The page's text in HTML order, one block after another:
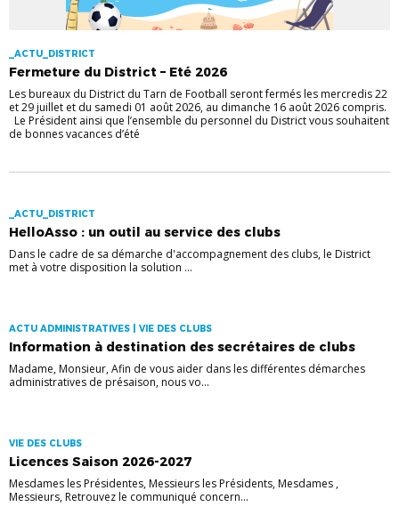
_ACTU_DISTRICT
Fermeture du District – Eté 2026
Les bureaux du District du Tarn de Football seront fermés les mercredis 22
et 29 juillet et du samedi 01 août 2026, au dimanche 16 août 2026 compris.
Le Président ainsi que l’ensemble du personnel du District vous souhaitent
de bonnes vacances d’été
_ACTU_DISTRICT
HelloAsso : un outil au service des clubs
Dans le cadre de sa démarche d'accompagnement des clubs, le District
met à votre disposition la solution ...
ACTU ADMINISTRATIVES | VIE DES CLUBS
Information à destination des secrétaires de clubs
Madame, Monsieur, Afin de vous aider dans les différentes démarches
administratives de présaison, nous vo...
VIE DES CLUBS
Licences Saison 2026-2027
Mesdames les Présidentes, Messieurs les Présidents, Mesdames ,
Messieurs, Retrouvez le communiqué concern...